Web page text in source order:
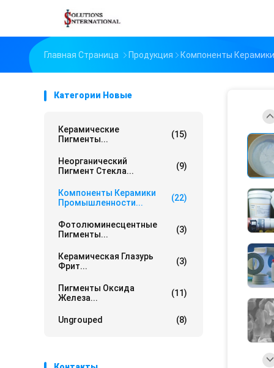
Главная Страница Продукция Компоненты
Категории Новые
Керамические
Пигменты...
(15)
Неорганический
Пигмент Стекла...
(9)
Компоненты Керамики
Промышленности...
(22)
Фотолюминесцентные
Пигменты...
(3)
Керамическая Глазурь
Фрит...
(3)
Пигменты Оксида
Железа...
(11)
Ungrouped (8)